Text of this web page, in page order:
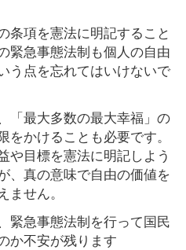
条項を憲法に明記すること
緊急事態法制も個人の自由
う点を忘れてはいけないで
「最大多数の最大幸福」の
かけることも必要です。
や目標を憲法に明記しよう
、真の意味で自由の価値を
せん。
緊急事態法制を行って国民
か不安が残ります